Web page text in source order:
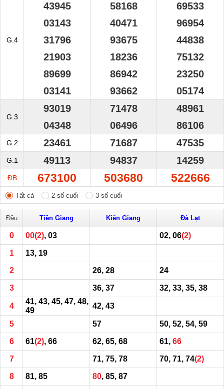
G.4
43945
03143
31796
21903
89699
03141
58168
40471
93675
18236
86942
93662
69533
96954
44838
75132
23250
05174
G.3
93019
04348
71478
06496
48961
86106
G.2 23461 71687 47535
G.1 49113 94837 14259
ĐB 673100 503680 522666
Tất cả 2 số cuối 3 số cuối
Đầu Tiền Giang Kiên Giang Đà Lạt
0 00(2), 03 02, 06(2)
1 13, 19
2 26, 28 24
3 36, 37 32, 33, 35, 38
4
41, 43, 45, 47, 48,
49
42, 43
5 57 50, 52, 54, 59
6 61(2), 66 62, 65, 68 61, 66
7 71, 75, 78 70, 71, 74(2)
8 81, 85 80, 85, 87